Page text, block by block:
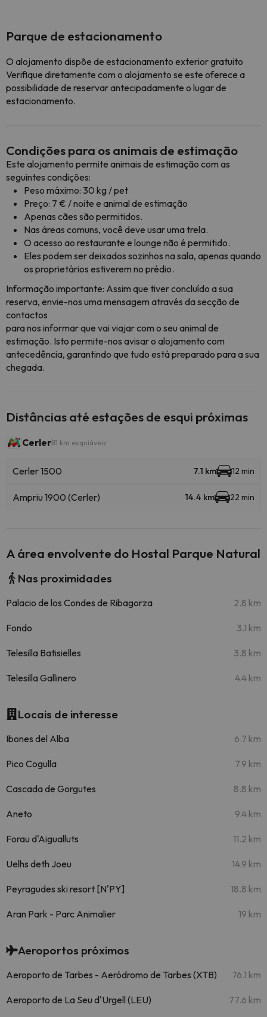
Parque de estacionamento
O alojamento dispõe de estacionamento exterior gratuito
Verifique diretamente com o alojamento se este oferece a
possibilidade de reservar antecipadamente o lugar de
estacionamento.
Condições para os animais de estimação
Este alojamento permite animais de estimação com as
seguintes condições:
Peso máximo: 30 kg / pet
Preço: 7 € / noite e animal de estimação
Apenas cães são permitidos.
Nas áreas comuns, você deve usar uma trela.
O acesso ao restaurante e lounge não é permitido.
Eles podem ser deixados sozinhos na sala, apenas quando
os proprietários estiverem no prédio.
Informação importante: Assim que tiver concluído a sua
reserva, envie-nos uma mensagem através da secção de
contactos
para nos informar que vai viajar com o seu animal de
estimação. Isto permite-nos avisar o alojamento com
antecedência, garantindo que tudo está preparado para a sua
chegada.
Distâncias até estações de esqui próximas
Cerler81 km esquiáveis
Cerler 1500 7.1 km 12 min
Ampriu 1900 (Cerler) 14.4 km 22 min
A área envolvente do Hostal Parque Natural
Nas proximidades
Palacio de los Condes de Ribagorza 2.8 km
Fondo 3.1 km
Telesilla Batisielles 3.8 km
Telesilla Gallinero 4.4 km
Locais de interesse
Ibones del Alba 6.7 km
Pico Cogulla 7.9 km
Cascada de Gorgutes 8.8 km
Aneto 9.4 km
Forau d'Aigualluts 11.2 km
Uelhs deth Joeu 14.9 km
Peyragudes ski resort [N'PY] 18.8 km
Aran Park - Parc Animalier 19 km
Aeroportos próximos
Aeroporto de Tarbes - Aeródromo de Tarbes (XTB) 76.1 km
Aeroporto de La Seu d'Urgell (LEU) 77.6 km